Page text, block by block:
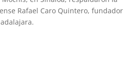
Rafael Caro Quintero, fundador